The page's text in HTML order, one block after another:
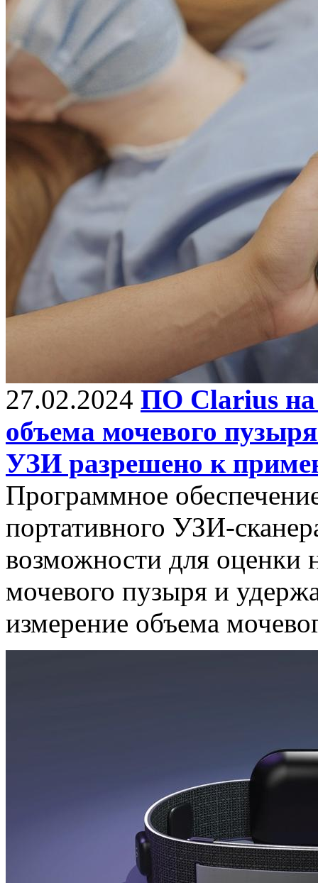
27.02.2024 ПО Clarius на
объема мочевого
УЗИ разрешено к
Программное
портативного УЗИ-
возможности для оценки
мочевого пузыря и
измерение объема